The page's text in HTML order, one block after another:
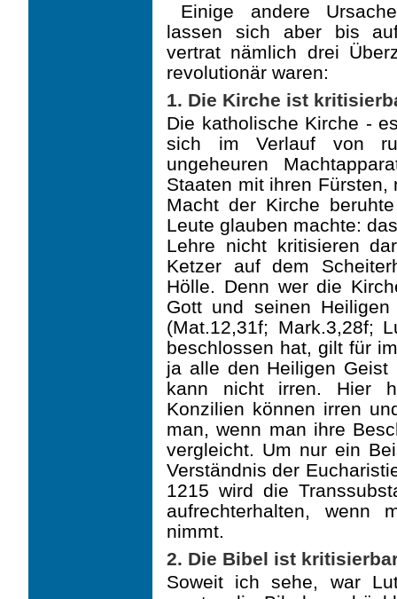
Einige andere
lassen sich aber bis
vertrat nämlich drei
revolutionär waren:
1. Die Kirche ist
Die katholische Kirche -
sich im Verlauf von
ungeheuren
Staaten mit ihren
Macht der Kirche
Leute glauben machte:
Lehre nicht kritisieren
Ketzer auf dem
Hölle. Denn wer die
Gott und seinen
(Mat.12,31f; Mark.3,28f;
beschlossen hat, gilt für
ja alle den Heiligen
kann nicht irren. Hier
Konzilien können irren
man, wenn man ihre
vergleicht. Um nur ein
Verständnis der
1215 wird die
aufrechterhalten, wenn
nimmt.
2. Die Bibel ist
Soweit ich sehe, war